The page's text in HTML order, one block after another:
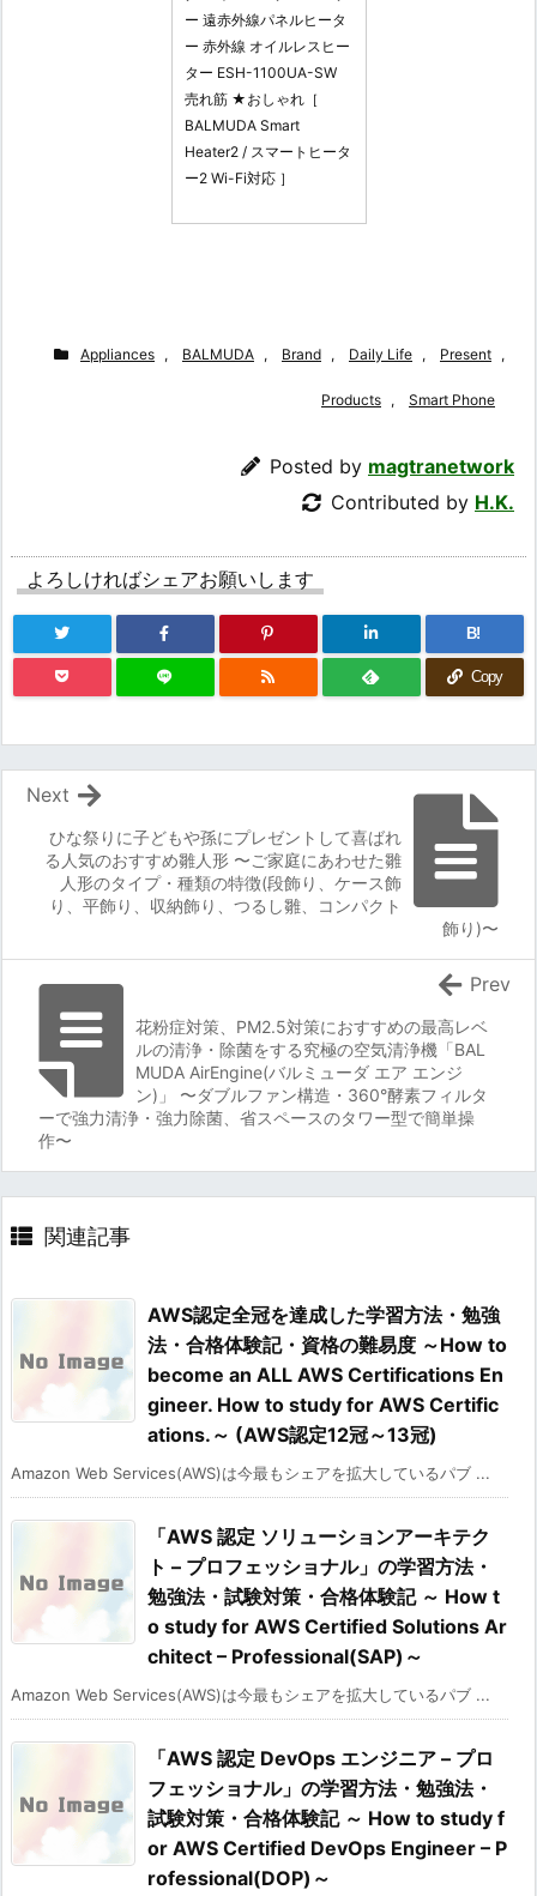
ー 遠赤外線パネルヒータ
ー 赤外線 オイルレスヒー
ター ESH-1100UA-SW
売れ筋 ★おしゃれ［
BALMUDA Smart
Heater2 / スマートヒータ
ー2 Wi-Fi対応 ］
Appliances , BALMUDA , Brand , Daily Life , Present ,
Products , Smart Phone
Posted by magtranetwork
Contributed by H.K.
よろしければシェアお願いします
B!
Copy
ひな祭りに子どもや孫にプレゼントして喜ばれ
る人気のおすすめ雛人形 〜ご家庭にあわせた雛
人形のタイプ・種類の特徴(段飾り、ケース飾
り、平飾り、収納飾り、つるし雛、コンパクト
飾り)〜
Next
花粉症対策、PM2.5対策におすすめの最高レベ
ルの清浄・除菌をする究極の空気清浄機「BAL
MUDA AirEngine(バルミューダ エア エンジ
ン)」 〜ダブルファン構造・360°酵素フィルタ
ーで強力清浄・強力除菌、省スペースのタワー型で簡単操
作〜
Prev
関連記事
AWS認定全冠を達成した学習方法・勉強
法・合格体験記・資格の難易度 ～How to
become an ALL AWS Certifications En
gineer. How to study for AWS Certific
ations.～ (AWS認定12冠～13冠)
Amazon Web Services(AWS)は今最もシェアを拡大しているパブ ...
「AWS 認定 ソリューションアーキテク
ト – プロフェッショナル」の学習方法・
勉強法・試験対策・合格体験記 ～ How t
o study for AWS Certified Solutions Ar
chitect – Professional(SAP)～
Amazon Web Services(AWS)は今最もシェアを拡大しているパブ ...
「AWS 認定 DevOps エンジニア – プロ
フェッショナル」の学習方法・勉強法・
試験対策・合格体験記 ～ How to study f
or AWS Certified DevOps Engineer – P
rofessional(DOP)～